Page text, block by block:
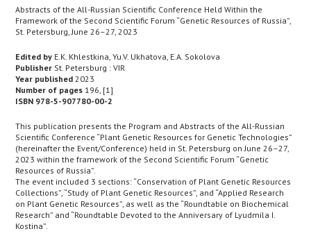
Abstracts of the All-Russian Scientific Conference Held Within the
Framework of the Second Scientific Forum “Genetic Resources of Russia”,
St. Petersburg, June 26–27, 2023
Edited by E.K. Khlestkina, Yu.V. Ukhatova, E.A. Sokolova
Publisher St. Petersburg : VIR
Year published 2023
Number of pages 196, [1]
ISBN 978-5-907780-00-2
This publication presents the Program and Abstracts of the All-Russian
Scientific Conference “Plant Genetic Resources for Genetic Technologies”
(hereinafter the Event/Conference) held in St. Petersburg on June 26–27,
2023 within the framework of the Second Scientific Forum “Genetic
Resources of Russia”.
The event included 3 sections: “Conservation of Plant Genetic Resources
Collections”, “Study of Plant Genetic Resources”, and “Applied Research
on Plant Genetic Resources”, as well as the “Roundtable on Biochemical
Research” and “Roundtable Devoted to the Anniversary of Lyudmila I.
Kostina”.